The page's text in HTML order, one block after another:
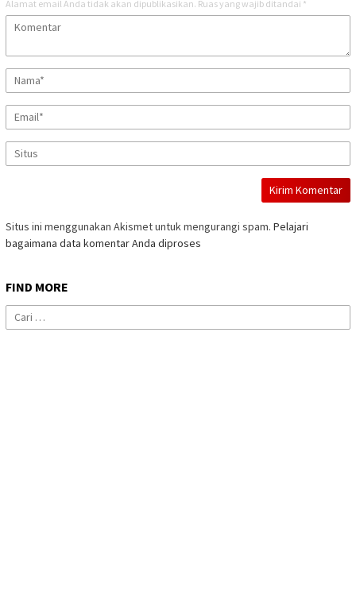
Alamat email Anda tidak akan dipublikasikan. Ruas yang wajib ditandai *
Situs ini menggunakan Akismet untuk mengurangi spam. Pelajari
bagaimana data komentar Anda diproses
FIND MORE
Cari
untuk: